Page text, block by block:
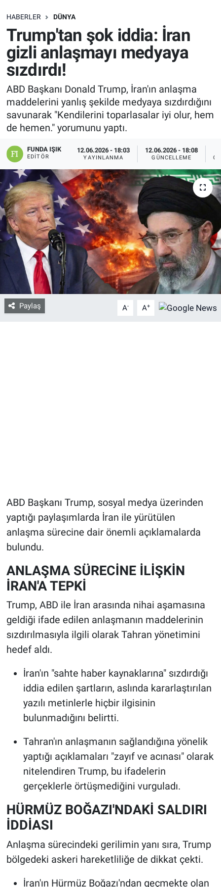
HABERLER DÜNYA
Trump'tan şok iddia: İran
gizli anlaşmayı medyaya
sızdırdı!
ABD Başkanı Donald Trump, İran'ın anlaşma
maddelerini yanlış şekilde medyaya sızdırdığını
savunarak "Kendilerini toparlasalar iyi olur, hem
de hemen." yorumunu yaptı.
FUNDA IŞIK
EDITÖR
12.06.2026 - 18:03
YAYINLANMA
12.06.2026 - 18:08
GÜNCELLEME
Paylaş A- A+
ABD Başkanı Trump, sosyal medya üzerinden
yaptığı paylaşımlarda İran ile yürütülen
anlaşma sürecine dair önemli açıklamalarda
bulundu.
ANLAŞMA SÜRECİNE İLİŞKİN
İRAN'A TEPKİ
Trump, ABD ile İran arasında nihai aşamasına
geldiği ifade edilen anlaşmanın maddelerinin
sızdırılmasıyla ilgili olarak Tahran yönetimini
hedef aldı.
İran'ın "sahte haber kaynaklarına" sızdırdığı
iddia edilen şartların, aslında kararlaştırılan
yazılı metinlerle hiçbir ilgisinin
bulunmadığını belirtti.
Tahran'ın anlaşmanın sağlandığına yönelik
yaptığı açıklamaları "zayıf ve acınası" olarak
nitelendiren Trump, bu ifadelerin
gerçeklerle örtüşmediğini vurguladı.
HÜRMÜZ BOĞAZI'NDAKİ SALDIRI
İDDİASI
Anlaşma sürecindeki gerilimin yanı sıra, Trump
bölgedeki askeri hareketliliğe de dikkat çekti.
İran'ın Hürmüz Boğazı'ndan geçmekte olan
SAĞLIK
EKONOMİ
EĞİTİM
ÖZEL HABER
Keşfet
ASTROLOJİ
MANŞET
RESMİ İLANLAR
İLAN
Bize ulaşın
İletişim/Künye
Yaşam